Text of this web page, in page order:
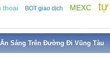
thoại BOT giao dịch MEXC
Sáng Trên Đường Đi Vũng Tàu